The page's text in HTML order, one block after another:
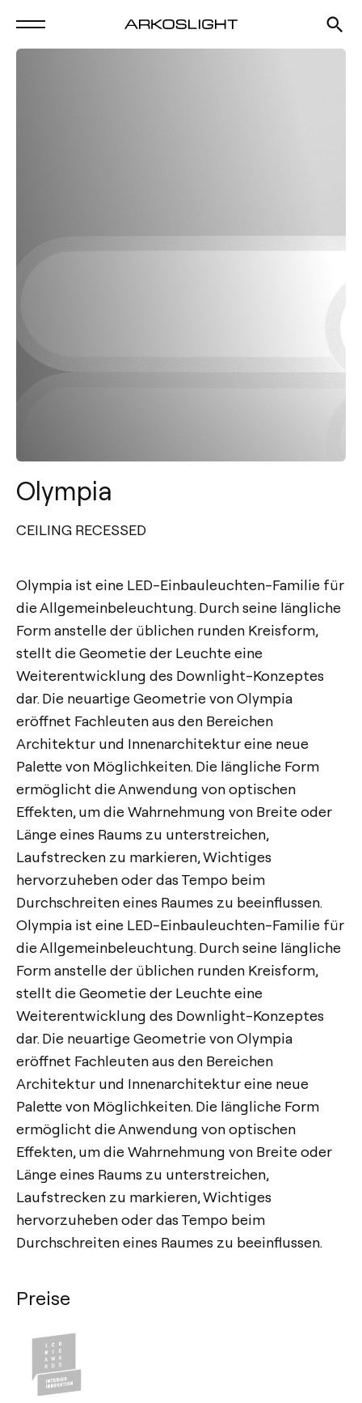
Olympia
CEILING RECESSED
Olympia ist eine LED-Einbauleuchten-Familie für
die Allgemeinbeleuchtung. Durch seine längliche
Form anstelle der üblichen runden Kreisform,
stellt die Geometie der Leuchte eine
Weiterentwicklung des Downlight-Konzeptes
dar. Die neuartige Geometrie von Olympia
eröffnet Fachleuten aus den Bereichen
Architektur und Innenarchitektur eine neue
Palette von Möglichkeiten. Die längliche Form
ermöglicht die Anwendung von optischen
Effekten, um die Wahrnehmung von Breite oder
Länge eines Raums zu unterstreichen,
Laufstrecken zu markieren, Wichtiges
hervorzuheben oder das Tempo beim
Durchschreiten eines Raumes zu beeinflussen.
Olympia ist eine LED-Einbauleuchten-Familie für
die Allgemeinbeleuchtung. Durch seine längliche
Form anstelle der üblichen runden Kreisform,
stellt die Geometie der Leuchte eine
Weiterentwicklung des Downlight-Konzeptes
dar. Die neuartige Geometrie von Olympia
eröffnet Fachleuten aus den Bereichen
Architektur und Innenarchitektur eine neue
Palette von Möglichkeiten. Die längliche Form
ermöglicht die Anwendung von optischen
Effekten, um die Wahrnehmung von Breite oder
Länge eines Raums zu unterstreichen,
Laufstrecken zu markieren, Wichtiges
hervorzuheben oder das Tempo beim
Durchschreiten eines Raumes zu beeinflussen.
Preise